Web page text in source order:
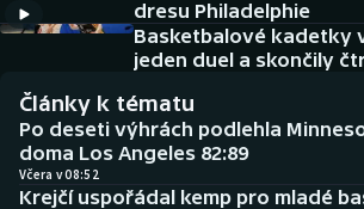
Baseball a softbal
Basketbal
Biatlon
NEPŘEHLÉDNĚTE
Historické návraty
Aplikace ČT sport
dresu Philadelphie
Basketbalové kadetky
jeden duel a skončily
Články k tématu
Po deseti výhrách podlehla
doma Los Angeles 82:89
Včera v 08:52
Krejčí uspořádal kemp pro mladé